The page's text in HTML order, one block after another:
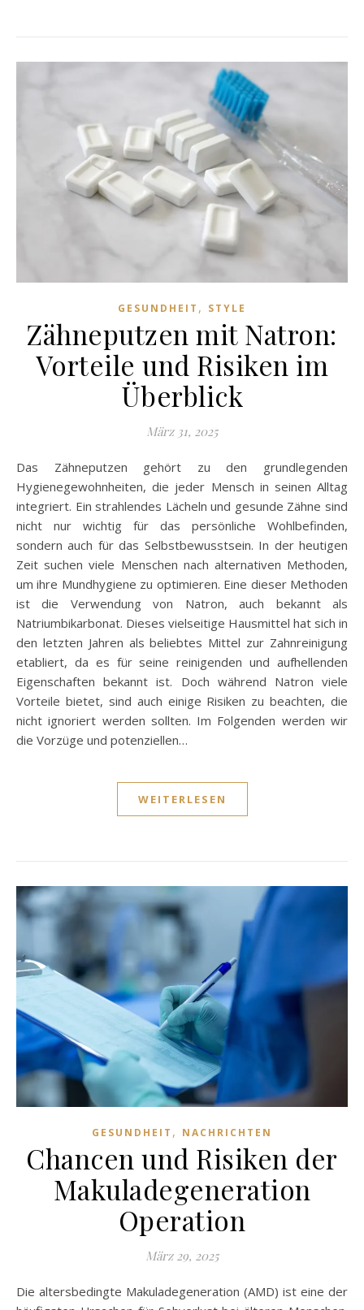
GESUNDHEIT , STYLE
Zähneputzen mit Natron:
Vorteile und Risiken im
Überblick
März 31, 2025
Das Zähneputzen gehört zu den grundlegenden
Hygienegewohnheiten, die jeder Mensch in seinen Alltag
integriert. Ein strahlendes Lächeln und gesunde Zähne sind
nicht nur wichtig für das persönliche Wohlbefinden,
sondern auch für das Selbstbewusstsein. In der heutigen
Zeit suchen viele Menschen nach alternativen Methoden,
um ihre Mundhygiene zu optimieren. Eine dieser Methoden
ist die Verwendung von Natron, auch bekannt als
Natriumbikarbonat. Dieses vielseitige Hausmittel hat sich in
den letzten Jahren als beliebtes Mittel zur Zahnreinigung
etabliert, da es für seine reinigenden und aufhellenden
Eigenschaften bekannt ist. Doch während Natron viele
Vorteile bietet, sind auch einige Risiken zu beachten, die
nicht ignoriert werden sollten. Im Folgenden werden wir
die Vorzüge und potenziellen…
WEITERLESEN
GESUNDHEIT , NACHRICHTEN
Chancen und Risiken der
Makuladegeneration
Operation
März 29, 2025
Die altersbedingte Makuladegeneration (AMD) ist eine der